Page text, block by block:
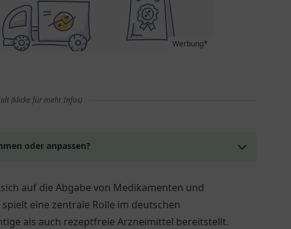
Werbung*
(klicke für mehr Infos)
oder anpassen?
auf die Abgabe von Medikamenten und
eine zentrale Rolle im deutschen
als auch rezeptfreie Arzneimittel bereitstellt.